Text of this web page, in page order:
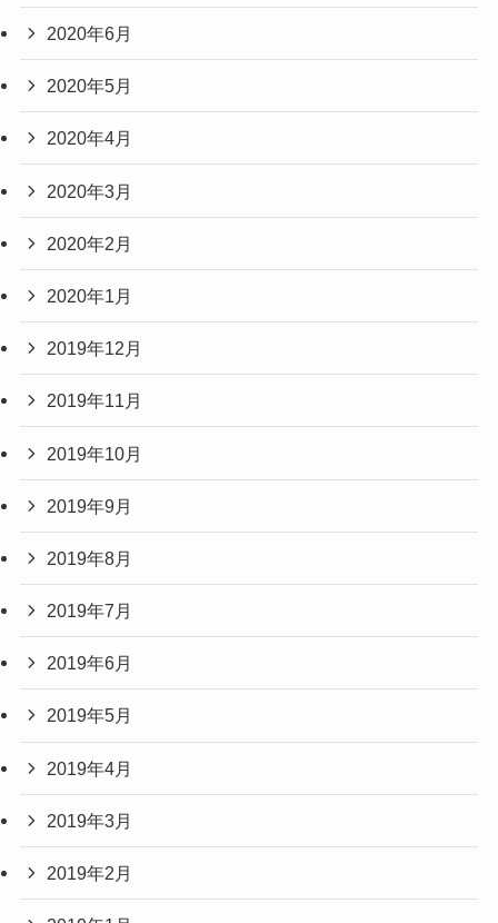
2020年6月
2020年5月
2020年4月
2020年3月
2020年2月
2020年1月
2019年12月
2019年11月
2019年10月
2019年9月
2019年8月
2019年7月
2019年6月
2019年5月
2019年4月
2019年3月
2019年2月